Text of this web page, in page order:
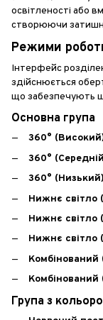
освітленості або
створюючи
Режими
Інтерфейс
здійснюється
що забезпечують
Основна група
360°
360°
360°
Нижнє світло
Нижнє світло
Нижнє світло
Комбінований
Комбінований
Група з